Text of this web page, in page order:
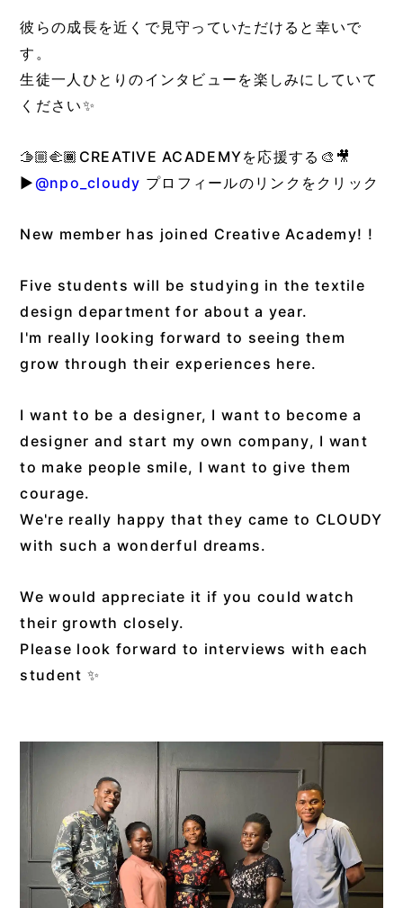
彼らの成長を近くで見守っていただけると幸いで
す。
生徒一人ひとりのインタビューを楽しみにしていて
ください✨
🫱🏼‍🫲🏾CREATIVE ACADEMYを応援する🎨🎥
▶︎@npo_cloudy プロフィールのリンクをクリック
New member has joined Creative Academy! !
Five students will be studying in the textile
design department for about a year.
I'm really looking forward to seeing them
grow through their experiences here.
I want to be a designer, I want to become a
designer and start my own company, I want
to make people smile, I want to give them
courage.
We're really happy that they came to CLOUDY
with such a wonderful dreams.
We would appreciate it if you could watch
their growth closely.
Please look forward to interviews with each
student ✨